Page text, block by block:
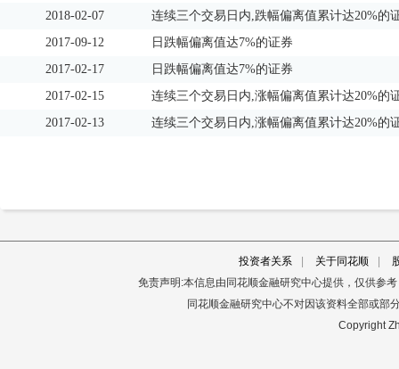
2018-02-07
连续三个交易日内,跌幅偏离值累计达20%的
2017-09-12
日跌幅偏离值达7%的证券
2017-02-17
日跌幅偏离值达7%的证券
2017-02-15
连续三个交易日内,涨幅偏离值累计达20%的
2017-02-13
连续三个交易日内,涨幅偏离值累计达20%的
投资者关系 关于同花顺
免责声明:本信息由同花顺金融研究中心提供，仅供参
同花顺金融研究中心不对因该资料全部或部
Copyright